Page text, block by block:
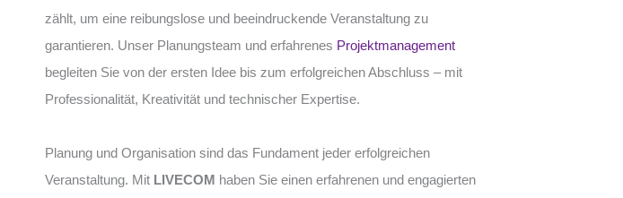
zählt, um eine reibungslose und beeindruckende Veranstaltung zu
garantieren. Unser Planungsteam und erfahrenes Projektmanagement
begleiten Sie von der ersten Idee bis zum erfolgreichen Abschluss – mit
Professionalität, Kreativität und technischer Expertise.
Planung und Organisation sind das Fundament jeder erfolgreichen
Veranstaltung. Mit LIVECOM haben Sie einen erfahrenen und engagierten